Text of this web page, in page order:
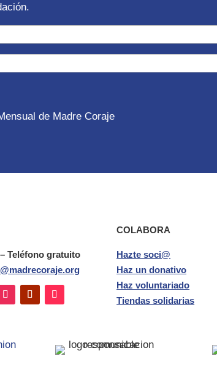
de Madre Coraje
– Teléfono gratuito
COLABORA
Hazte soci@
Haz un donativo
Haz voluntariado
Tiendas solidarias